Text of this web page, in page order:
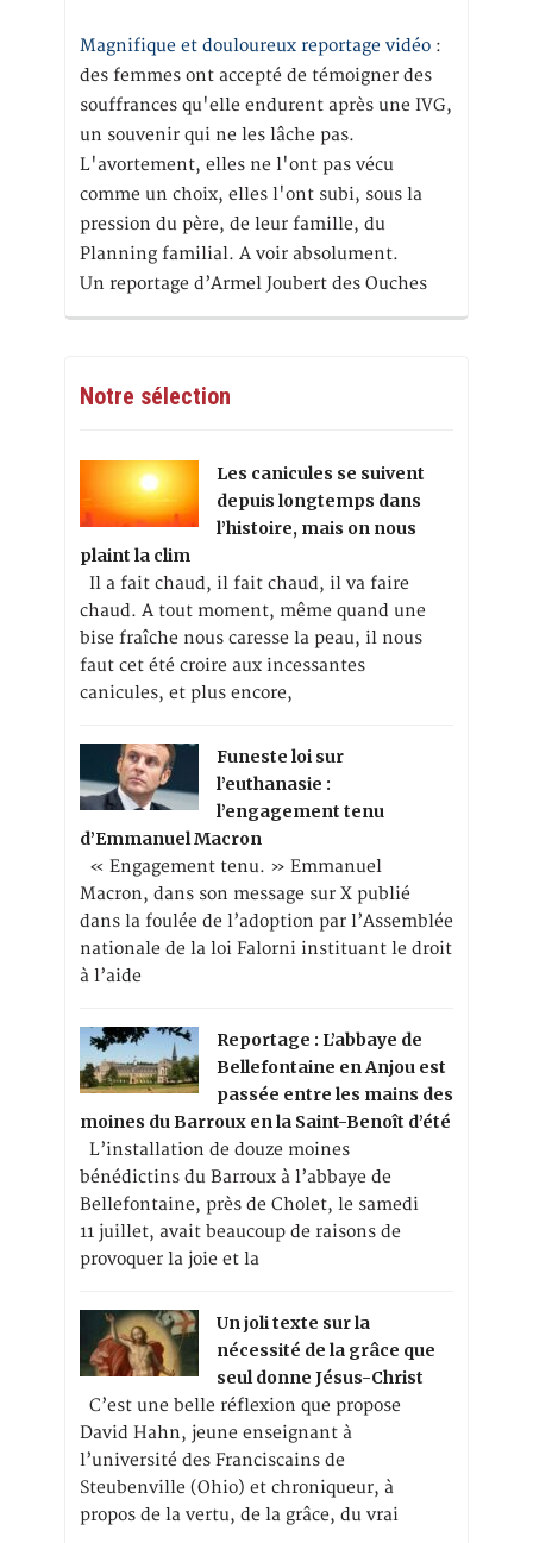
Magnifique et douloureux reportage vidéo :
des femmes ont accepté de témoigner des
souffrances qu'elle endurent après une IVG,
un souvenir qui ne les lâche pas.
L'avortement, elles ne l'ont pas vécu
comme un choix, elles l'ont subi, sous la
pression du père, de leur famille, du
Planning familial. A voir absolument.
Un reportage d’Armel Joubert des Ouches
Notre sélection
Les canicules se suivent
depuis longtemps dans
l’histoire, mais on nous
plaint la clim
Il a fait chaud, il fait chaud, il va faire
chaud. A tout moment, même quand une
bise fraîche nous caresse la peau, il nous
faut cet été croire aux incessantes
canicules, et plus encore,
Funeste loi sur
l’euthanasie :
l’engagement tenu
d’Emmanuel Macron
« Engagement tenu. » Emmanuel
Macron, dans son message sur X publié
dans la foulée de l’adoption par l’Assemblée
nationale de la loi Falorni instituant le droit
à l’aide
Reportage : L’abbaye de
Bellefontaine en Anjou est
passée entre les mains des
moines du Barroux en la Saint-Benoît d’été
L’installation de douze moines
bénédictins du Barroux à l’abbaye de
Bellefontaine, près de Cholet, le samedi
11 juillet, avait beaucoup de raisons de
provoquer la joie et la
Un joli texte sur la
nécessité de la grâce que
seul donne Jésus-Christ
C’est une belle réflexion que propose
David Hahn, jeune enseignant à
l’université des Franciscains de
Steubenville (Ohio) et chroniqueur, à
propos de la vertu, de la grâce, du vrai